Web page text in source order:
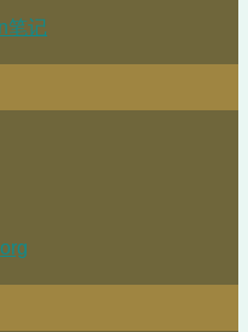
笔记